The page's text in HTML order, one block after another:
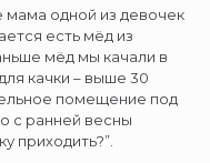
мама одной из девочек
есть мёд из
мёд мы качали в
качки – выше 30
помещение под
с ранней весны
приходить?”.